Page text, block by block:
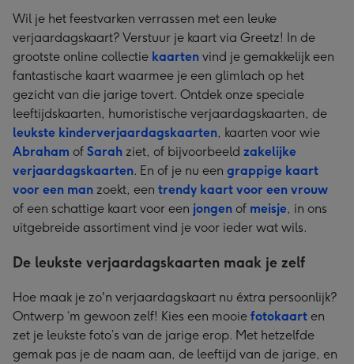
Wil je het feestvarken verrassen met een leuke
verjaardagskaart? Verstuur je kaart via Greetz! In de
grootste online collectie kaarten vind je gemakkelijk een
fantastische kaart waarmee je een glimlach op het
gezicht van die jarige tovert. Ontdek onze speciale
leeftijdskaarten, humoristische verjaardagskaarten, de
leukste kinderverjaardagskaarten, kaarten voor wie
Abraham of Sarah ziet, of bijvoorbeeld zakelijke
verjaardagskaarten. En of je nu een grappige kaart
voor een man zoekt, een trendy kaart voor een vrouw
of een schattige kaart voor een jongen of meisje, in ons
uitgebreide assortiment vind je voor ieder wat wils.
De leukste verjaardagskaarten maak je zelf
Hoe maak je zo'n verjaardagskaart nu éxtra persoonlijk?
Ontwerp ‘m gewoon zelf! Kies een mooie fotokaart en
zet je leukste foto’s van de jarige erop. Met hetzelfde
gemak pas je de naam aan, de leeftijd van de jarige, en